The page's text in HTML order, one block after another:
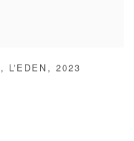
, L'EDEN , 2023